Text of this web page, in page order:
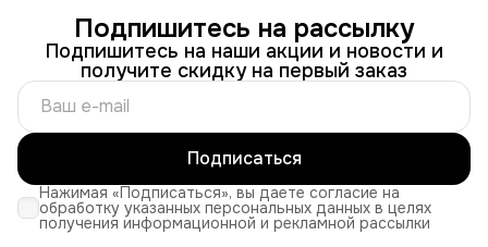
Подпишитесь на рассылку
Подпишитесь на наши акции и новости и
получите скидку на первый заказ
Подписаться
Нажимая «Подписаться», вы даете согласие на
обработку указанных персональных данных в целях
получения информационной и рекламной рассылки